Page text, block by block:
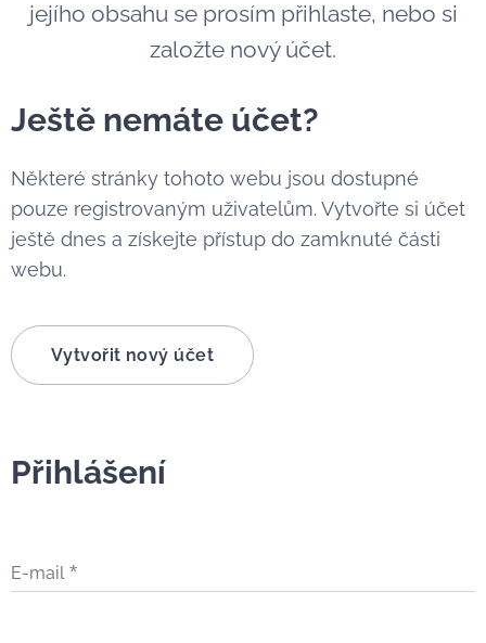
jejího obsahu se prosím přihlaste, nebo si
založte nový účet.
Ještě nemáte účet?
Některé stránky tohoto webu jsou dostupné
pouze registrovaným uživatelům. Vytvořte si účet
ještě dnes a získejte přístup do zamknuté části
webu.
Vytvořit nový účet
Přihlášení
E-mail